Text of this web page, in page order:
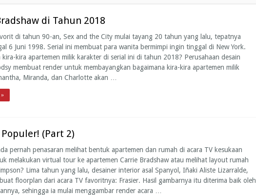
di Tahun 2018
di tahun 90-an, Sex and the City mulai tayang 20 tahun yang lalu, tepatnya
6 Juni 1998. Serial ini membuat para wanita bermimpi ingin tinggal di New York.
kira-kira apartemen milik karakter di serial ini di tahun 2018? Perusahaan desain
membuat render untuk membayangkan bagaimana kira-kira apartemen milik
Miranda, dan Charlotte akan …
»
(Part 2)
pernah penasaran melihat bentuk apartemen dan rumah di acara TV kesukaan
melakukan virtual tour ke apartemen Carrie Bradshaw atau melihat layout rumah
Lima tahun yang lalu, desainer interior asal Spanyol, Iñaki Aliste Lizarralde,
floorplan dari acara TV favoritnya: Frasier. Hasil gambarnya itu diterima baik oleh
sehingga ia mulai menggambar render acara …